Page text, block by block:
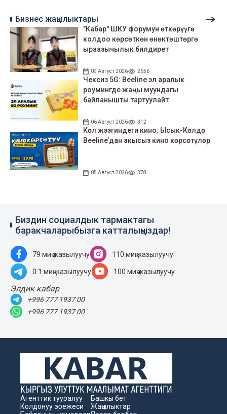
Бизнес жаңылыктары
"Кабар" ШКУ форумун өткөрүүгө
колдоо көрсөткөн өнөктөштөргө
ыраазычылык билдирет
09 Август 2026 2656
Чексиз 5G: Beeline эл аралык
роумингде жаңы муундагы
байланышты тартуулайт
06 Август 2026 312
Көл жээгиндеги кино: Ысык-Көлдө
Beeline’дан акысыз кино көрсөтүлөр
05 Август 2026 378
Биздин социалдык тармактагы
баракчаларыбызга катталыңыздар!
79 миң жазылуучу 110 миң жазылуучу
0.1 миң жазылуучу 100 миң жазылуучу
Элдик кабар
+996 777 1937 00
+996 777 1937 00
Агенттик тууралуу
Колдонуу эрежеси
Башкы бет
Жаңылыктар